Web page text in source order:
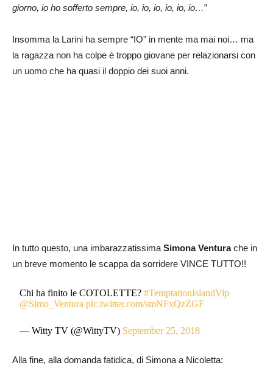
giorno, io ho sofferto sempre, io, io, io, io, io, io…”
Insomma la Larini ha sempre “IO” in mente ma mai noi… ma
la ragazza non ha colpe è troppo giovane per relazionarsi con
un uomo che ha quasi il doppio dei suoi anni.
In tutto questo, una imbarazzatissima Simona Venturache in
un breve momento le scappa da sorridere VINCE TUTTO!!
Chi ha finito le COTOLETTE?#TemptationIslandVip
@Simo_Ventura pic.twitter.com/smNFxQzZGF
— Witty TV (@WittyTV) September 25, 2018
Alla fine, alla domanda fatidica, di Simona a Nicoletta: